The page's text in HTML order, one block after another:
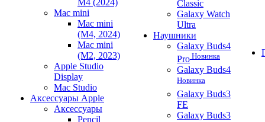
M4 (2024)
Mac mini
Mac mini
(M4, 2024)
Mac mini
(M2, 2023)
Apple Studio
Display
Mac Studio
Аксессуары Apple
Аксессуары
Pencil
Classic
Galaxy Watch
Ultra
Наушники
Galaxy Buds4
Pro Новинка
Galaxy Buds4
Новинка
Galaxy Buds3
FE
Galaxy Buds3